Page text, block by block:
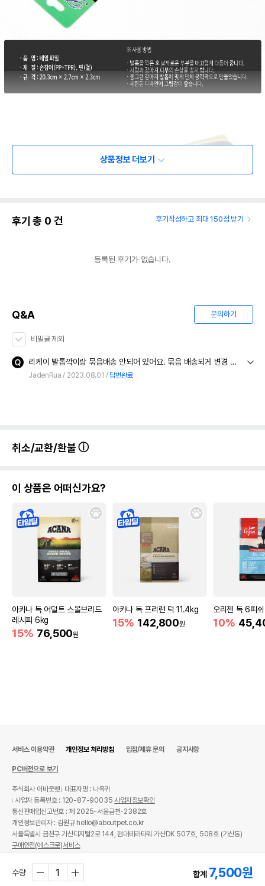
법에 의한 인증,허가 등을
받았음을 확인할수 있는
경우 그에 대한 사항
상세페이지 참조
제조국 또는 원산지
제조자,수입품의 경우
AS책임자와 전화번호
또는 소비자상담 관련
전화번호
어바웃펫//1644-9601
상품정보 더보기
후기 총 0 건 후기작성하고 최대 150점 받기
등록된 후기가 없습니다.
Q&A 문의하기
비밀글 제외
리케이 발톱깍이랑 묶음배송 안되어 있어요. 묶음 배송되게 변경 요청 드립니다
JadenRua 2023.08.01 답변완료
취소/교환/환불
이 상품은 어떠신가요?
아카나 독 어덜트 스몰브리드
레시피 6kg
15% 76,500원
아카나 독 프리런 덕 11.4kg
15% 142,800원
오리젠 독 6피
10%
수량 합계 7,500원
서비스 이용약관 개인정보 처리방침 입점/제휴 문의 공지사항
PC버전으로 보기
주식회사 어바웃펫
대표자명 : 나옥귀
사업자 등록번호 : 120-87-90035사업자정보확인
통신판매업신고번호 : 제 2025-서울금천-2382호
개인정보관리자 : 김원규 hello@aboutpet.co.kr
서울특별시 금천구 가산디지털2로 144, 현대테라타워 가산DK 507호, 508호 (가산동)
구매안전(에스크로)서비스